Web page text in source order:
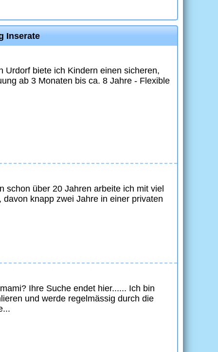
Inserate
Urdorf biete ich Kindern einen sicheren,
ab 3 Monaten bis ca. 8 Jahre - Flexible
schon über 20 Jahren arbeite ich mit viel
knapp zwei Jahre in einer privaten
Ihre Suche endet hier...... Ich bin
und werde regelmässig durch die